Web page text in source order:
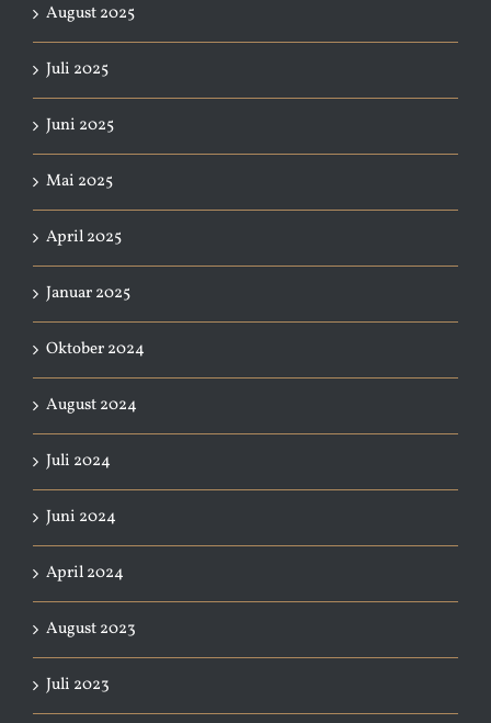
August 2025
Juli 2025
Juni 2025
Mai 2025
April 2025
Januar 2025
Oktober 2024
August 2024
Juli 2024
Juni 2024
April 2024
August 2023
Juli 2023